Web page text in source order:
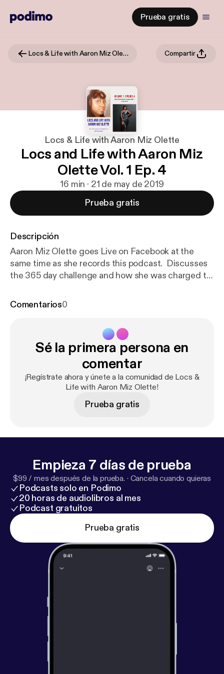
Prueba gratis
Locs & Life with Aaron Miz Olette Compartir
Locs & Life with Aaron Miz Olette
Locs and Life with Aaron Miz
Olette Vol. 1 Ep. 4
16 min · 21 de may de 2019
Prueba gratis
Descripción
Aaron Miz Olette goes Live on Facebook at the
same time as she records this podcast. Discusses
the 365 day challenge and how she was charged to
Little Loc Book and her inspiration to write it. Also
the Collagen Beauty Booster and drinks it everyday!
In the relationship segment, she discusses how the
Narcissist Never Loved Me or Anyone. Aaron goes
into detail about how a Narcissist can future fake
you into believing a "Happily Ever After," then they
cheating with her own eyes. Follow @mizolette on
Comentarios0
Sé la primera persona en
comentar
¡Regístrate ahora y únete a la comunidad de Locs &
Life with Aaron Miz Olette!
Prueba gratis
Empieza 7 días de prueba
$99 / mes después de la prueba. · Cancela cuando quieras
Podcasts solo en Podimo
20 horas de audiolibros al mes
Podcast gratuitos
Prueba gratis